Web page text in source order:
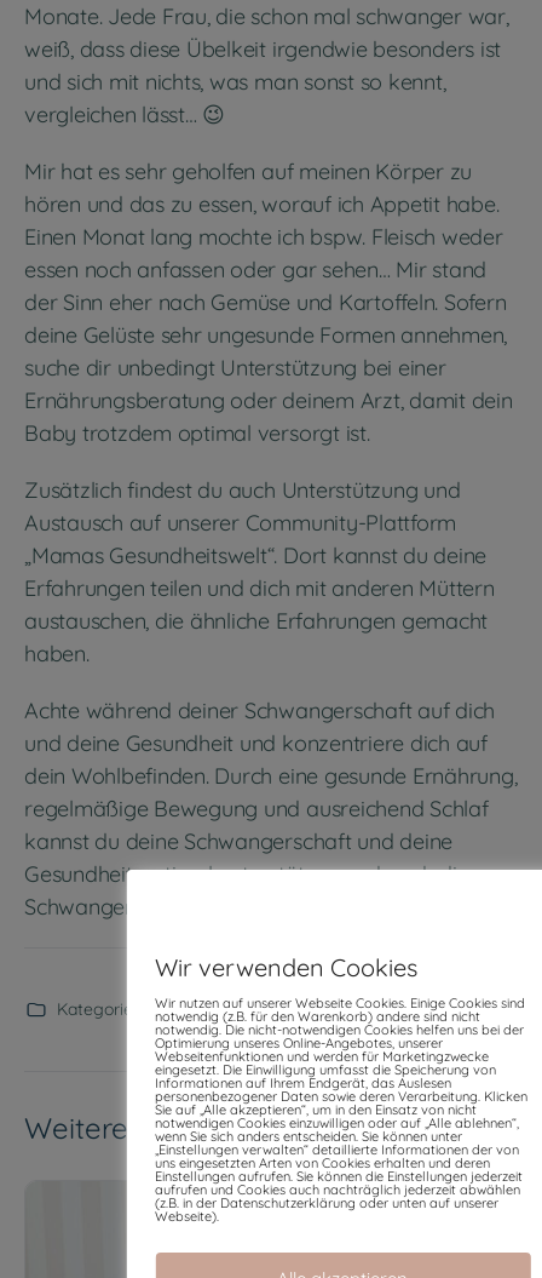
Monate. Jede Frau, die schon mal schwanger war,
weiß, dass diese Übelkeit irgendwie besonders ist
und sich mit nichts, was man sonst so kennt,
vergleichen lässt… 😉
Mir hat es sehr geholfen auf meinen Körper zu
hören und das zu essen, worauf ich Appetit habe.
Einen Monat lang mochte ich bspw. Fleisch weder
essen noch anfassen oder gar sehen… Mir stand
der Sinn eher nach Gemüse und Kartoffeln. Sofern
deine Gelüste sehr ungesunde Formen annehmen,
suche dir unbedingt Unterstützung bei einer
Ernährungsberatung oder deinem Arzt, damit dein
Baby trotzdem optimal versorgt ist.
Zusätzlich findest du auch Unterstützung und
Austausch auf unserer Community-Plattform
„Mamas Gesundheitswelt“. Dort kannst du deine
Erfahrungen teilen und dich mit anderen Müttern
austauschen, die ähnliche Erfahrungen gemacht
haben.
Achte während deiner Schwangerschaft auf dich
und deine Gesundheit und konzentriere dich auf
dein Wohlbefinden. Durch eine gesunde Ernährung,
regelmäßige Bewegung und ausreichend Schlaf
kannst du deine Schwangerschaft und deine
Gesundheit optimal unterstützen und auch die
Schwangerschaftsübelkeit reduzieren.
Kategorien: Allgemein
Weitere Beiträge
Wir verwenden Cookies
Wir nutzen auf unserer Webseite Cookies. Einige Cookies sind
notwendig (z.B. für den Warenkorb) andere sind nicht
notwendig. Die nicht-notwendigen Cookies helfen uns bei der
Optimierung unseres Online-Angebotes, unserer
Webseitenfunktionen und werden für Marketingzwecke
eingesetzt. Die Einwilligung umfasst die Speicherung von
Informationen auf Ihrem Endgerät, das Auslesen
personenbezogener Daten sowie deren Verarbeitung. Klicken
Sie auf „Alle akzeptieren“, um in den Einsatz von nicht
notwendigen Cookies einzuwilligen oder auf „Alle ablehnen“,
wenn Sie sich anders entscheiden. Sie können unter
„Einstellungen verwalten“ detaillierte Informationen der von
uns eingesetzten Arten von Cookies erhalten und deren
Einstellungen aufrufen. Sie können die Einstellungen jederzeit
aufrufen und Cookies auch nachträglich jederzeit abwählen
(z.B. in der Datenschutzerklärung oder unten auf unserer
Webseite).